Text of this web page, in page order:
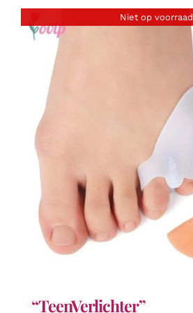
Niet op voorraad
“TeenVerlichter”